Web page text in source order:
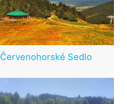
Červenohorské Sedlo